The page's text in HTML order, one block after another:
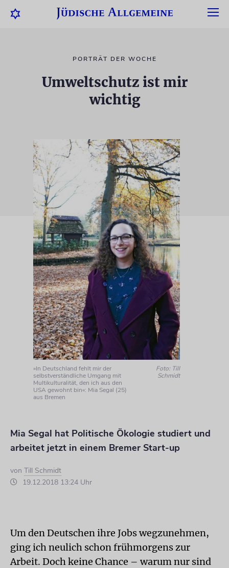
PORTRÄT DER WOCHE
Umweltschutz ist mir
wichtig
»In Deutschland fehlt mir der
selbstverständliche Umgang mit
Multikulturalität, den ich aus den
USA gewohnt bin«: Mia Segal (25)
aus Bremen
Foto: Till
Schmidt
Mia Segal hat Politische Ökologie studiert und
arbeitet jetzt in einem Bremer Start-up
von Till Schmidt
19.12.2018 13:24 Uhr
Um den Deutschen ihre Jobs wegzunehmen,
ging ich neulich schon frühmorgens zur
Arbeit. Doch keine Chance – warum nur sind